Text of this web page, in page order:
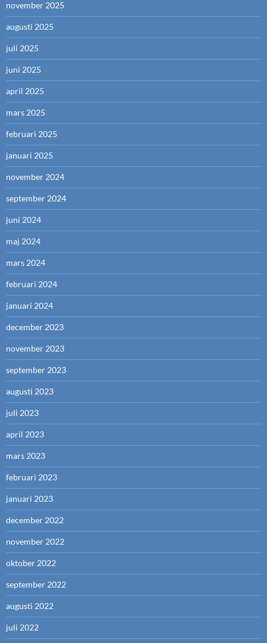
november 2025
augusti 2025
juli 2025
juni 2025
april 2025
mars 2025
februari 2025
januari 2025
november 2024
september 2024
juni 2024
maj 2024
mars 2024
februari 2024
januari 2024
december 2023
november 2023
september 2023
augusti 2023
juli 2023
april 2023
mars 2023
februari 2023
januari 2023
december 2022
november 2022
oktober 2022
september 2022
augusti 2022
juli 2022